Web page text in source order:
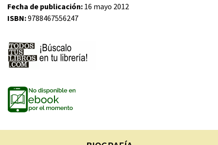
Fecha de publicación: 16 mayo 2012
ISBN:9788467556247